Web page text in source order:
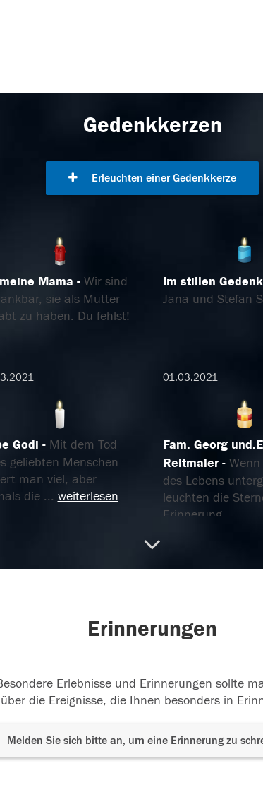
Gedenkkerzen
Erleuchten einer Gedenkkerze
Mama
Wir sind
sie als Mutter
zu haben. Du fehlst!
Im stillen
Jana und Stefan
01.03.2021
Godi
Mit dem Tod
geliebten Menschen
man viel, aber
die ... weiterlesen
Fam. Georg
Reitmaier
des Lebens
leuchten die
Erinnerung
Erinnerungen
Erlebnisse und Erinnerungen sollte
die Ereignisse, die Ihnen besonders in
Melden Sie sich bitte an, um eine Erinnerung zu